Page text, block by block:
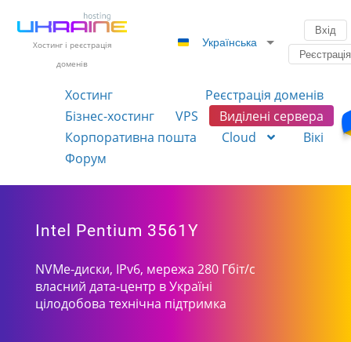
Хостинг і реєстрація
доменів
Українська
Вхід
Реєстрація
Хостинг
Реєстрація доменів
Бізнес-хостинг
VPS
Виділені сервера
Корпоративна пошта
Cloud
Вікі
Форум
Intel Pentium 3561Y
NVMe-диски, IPv6, мережа 280 Гбіт/с
власний дата-центр в Україні
цілодобова технічна підтримка